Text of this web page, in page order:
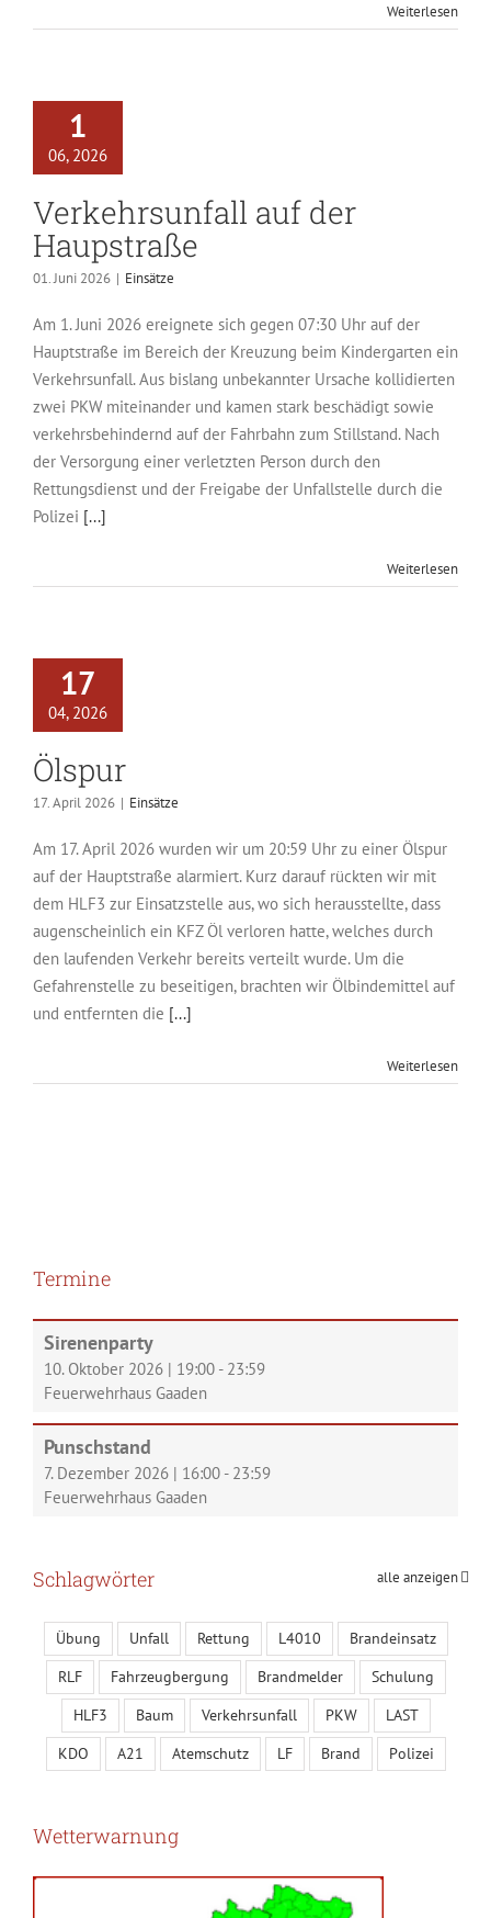
Weiterlesen
1
06, 2026
Verkehrsunfall auf der
Haupstraße
01. Juni 2026 | Einsätze
Am 1. Juni 2026 ereignete sich gegen 07:30 Uhr auf der
Hauptstraße im Bereich der Kreuzung beim Kindergarten ein
Verkehrsunfall. Aus bislang unbekannter Ursache kollidierten
zwei PKW miteinander und kamen stark beschädigt sowie
verkehrsbehindernd auf der Fahrbahn zum Stillstand. Nach
der Versorgung einer verletzten Person durch den
Rettungsdienst und der Freigabe der Unfallstelle durch die
Polizei [...]
Weiterlesen
17
04, 2026
Ölspur
17. April 2026 | Einsätze
Am 17. April 2026 wurden wir um 20:59 Uhr zu einer Ölspur
auf der Hauptstraße alarmiert. Kurz darauf rückten wir mit
dem HLF3 zur Einsatzstelle aus, wo sich herausstellte, dass
augenscheinlich ein KFZ Öl verloren hatte, welches durch
den laufenden Verkehr bereits verteilt wurde. Um die
Gefahrenstelle zu beseitigen, brachten wir Ölbindemittel auf
und entfernten die [...]
Weiterlesen
Termine
Sirenenparty
10. Oktober 2026 | 19:00 - 23:59
Feuerwehrhaus Gaaden
Punschstand
7. Dezember 2026 | 16:00 - 23:59
Feuerwehrhaus Gaaden
alle anzeigen
Schlagwörter
Übung Unfall Rettung L4010
Brandeinsatz
RLF
Fahrzeugbergung Brandmelder
Schulung
HLF3
Baum Verkehrsunfall PKW
LAST
KDO
A21 Atemschutz LF Brand Polizei
Wetterwarnung